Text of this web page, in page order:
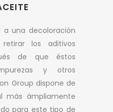
a una decoloración
los aditivos
de que éstos
y otros
Group dispone de
más ámpliamente
para este tipo de